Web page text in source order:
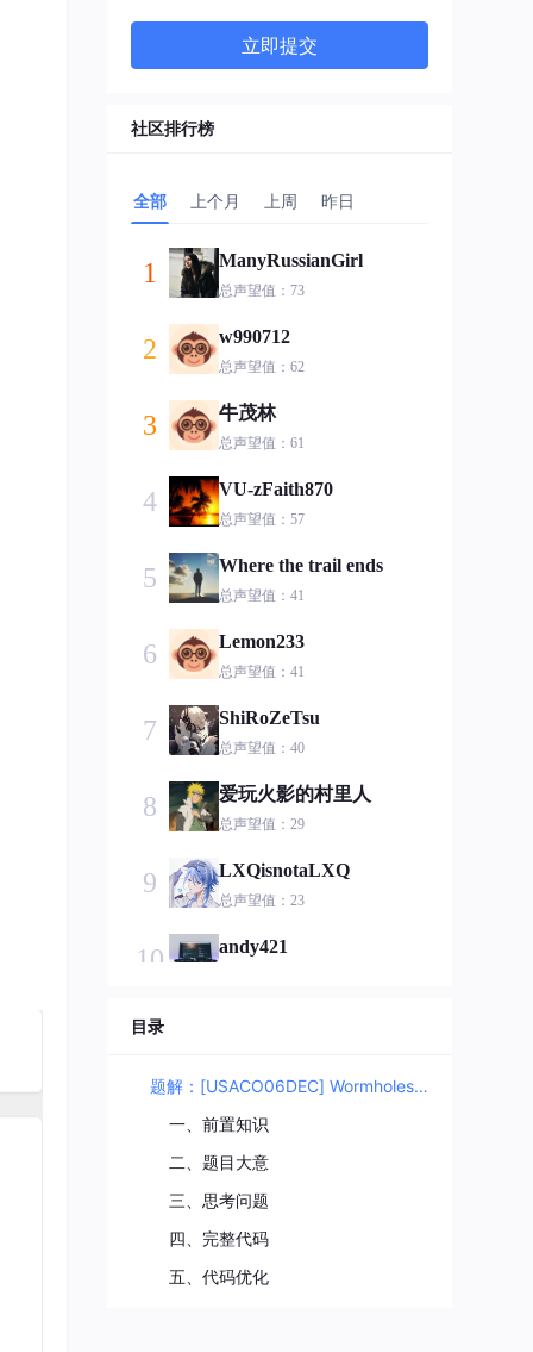
立即提交
社区排行榜
全部 上个月 上周 昨日
1 ManyRussianGirl
总声望值：73
2 w990712
总声望值：62
3 牛茂林
总声望值：61
4 VU-zFaith870
总声望值：57
5 Where the trail ends
总声望值：41
6 Lemon233
总声望值：41
7 ShiRoZeTsu
总声望值：40
8 爱玩火影的村里人
总声望值：29
9 LXQisnotaLXQ
总声望值：23
10 andy421
11
云小安
总声望值：21
qq_35266323
总声望值：21
m0_67705742
总声望值：21
目录
题解：[USACO06DEC] Wormholes G
一、前置知识
二、题目大意
三、思考问题
四、完整代码
五、代码优化